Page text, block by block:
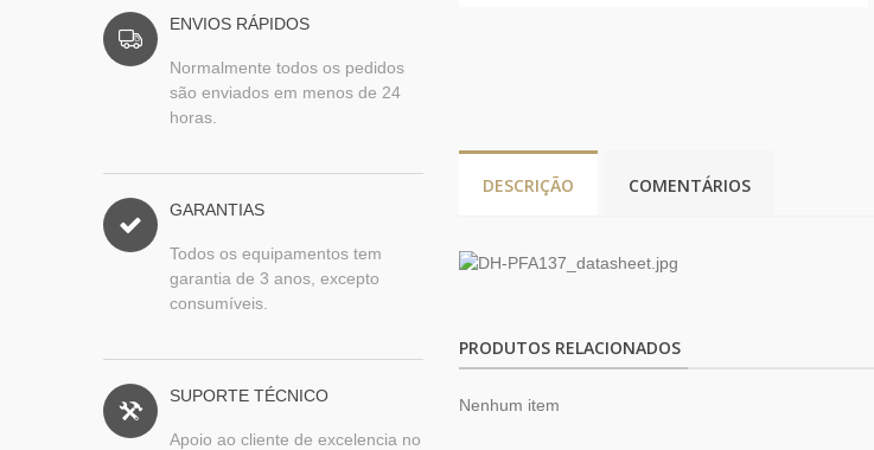
ENVIOS RÁPIDOS
Normalmente todos os pedidos
são enviados em menos de 24
horas.
GARANTIAS
Todos os equipamentos tem
garantia de 3 anos, excepto
consumíveis.
SUPORTE TÉCNICO
Apoio ao cliente de excelencia no
DESCRIÇÃO COMENTÁRIOS
PRODUTOS RELACIONADOS
Nenhum item